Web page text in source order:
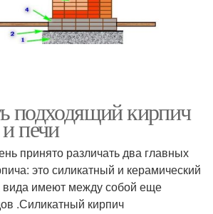
подходящий кирпич
печи
принято различать два главных
это силикатный и керамический
вида имеют между собой еще
.Силикатный кирпич